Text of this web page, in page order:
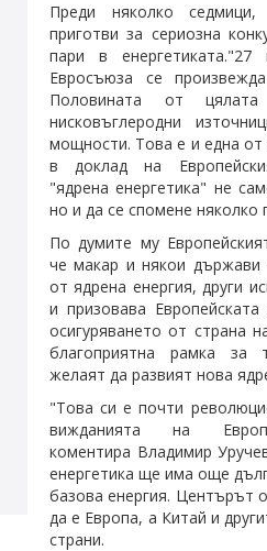
Преди няколко
приготви за сериозна
пари в
Евросъюза се
Половината от цялата
нисковъглеродни
мощности. Това е и една от
в доклад на
"ядрена енергетика" не
но и да се спомене няколко
По думите му
че макар и някои държави
от ядрена енергия, други
и призовава
осигуряването от страна
благоприятна рамка за
желаят да развият нова
"Това си е почти
вижданията на
коментира Владимир
енергетика ще има още
базова енергия. Центърът
да е Европа, а Китай и
страни.